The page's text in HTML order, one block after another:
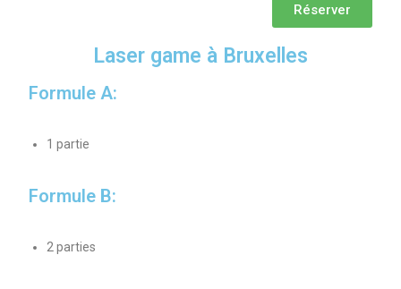
Réserver
Laser game à Bruxelles
Formule A:
1 partie
Formule B:
2 parties